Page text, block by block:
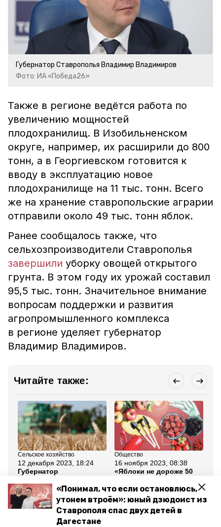
«Понимал, что если остановлюсь,
утонем втроём»: юный дзюдоист из
Ставрополя спас двух детей в
Дагестане
Губернатор Ставрополья Владимир Владимиров
Фото: ИА «Победа26»
Также в регионе ведётся работа по
увеличению мощностей
плодохранилищ. В Изобильненском
округе, например, их расширили до 800
тонн, а в Георгиевском готовится к
вводу в эксплуатацию новое
плодохранилище на 11 тыс. тонн. Всего
же на хранение ставропольские аграрии
отправили около 49 тыс. тонн яблок.
Ранее сообщалось также, что
сельхозпроизводители Ставрополья
завершили уборку овощей открытого
грунта. В этом году их урожай составил
95,5 тыс. тонн. Значительное внимание
вопросам поддержки и развития
агропромышленного комплекса
в регионе уделяет губернатор
Владимир Владимиров.
Читайте также:
Сельское хозяйство
12 декабря 2023, 18:24
Губернатор
КЧР договорились
расширить
сотрудничество в АПК
Общество
16 ноября 2023, 08:38
«Яблоки не дороже 50
Новоалександровского
округа обещают
накормить
ставропольцев свежими
фруктами